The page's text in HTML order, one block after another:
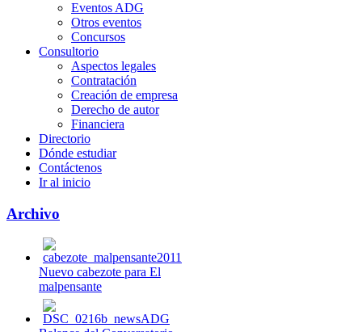
Eventos ADG
Otros eventos
Concursos
Consultorio
Aspectos legales
Contratación
Creación de empresa
Derecho de autor
Financiera
Directorio
Dónde estudiar
Contáctenos
Ir al inicio
Archivo
Nuevo cabezote para El
malpensante